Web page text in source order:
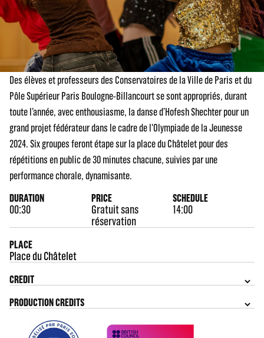
Des élèves et professeurs des Conservatoires de la Ville de Paris et du
Pôle Supérieur Paris Boulogne-Billancourt se sont appropriés, durant
toute l’année, avec enthousiasme, la danse d’Hofesh Shechter pour un
grand projet fédérateur dans le cadre de l'Olympiade de la Jeunesse
2024. Six groupes feront étape sur la place du Châtelet pour des
répétitions en public de 30 minutes chacune, suivies par une
performance chorale, dynamisante.
DURATION
00:30
PRICE
Gratuit sans
réservation
SCHEDULE
14:00
PLACE
Place du Châtelet
CREDIT
PRODUCTION CREDITS